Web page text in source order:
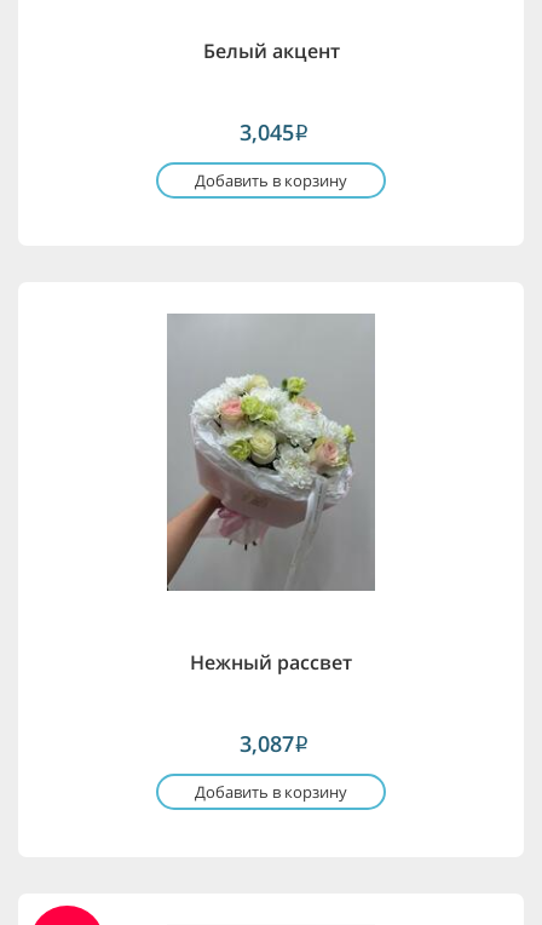
Белый акцент
3,045i
Добавить в корзину
Нежный рассвет
3,087i
Добавить в корзину